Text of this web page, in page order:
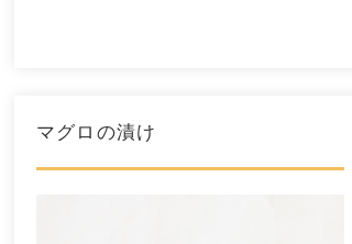
マグロの漬け